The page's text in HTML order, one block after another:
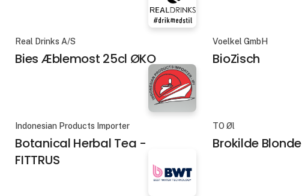
Real Drinks A/S
Bies Æblemost 25cl ØKO
Voelkel GmbH
BioZisch
Indonesian Products Importer
Botanical Herbal Tea -
FITTRUS
TO Øl
Brokilde Blonde